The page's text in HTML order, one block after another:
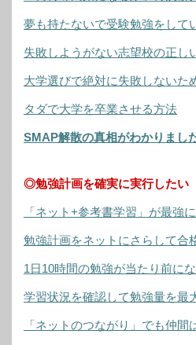
夢も持たないで受験勉強をして
失敗しようがない志望校の正し
大学選びで絶対に失敗しないた
タダで大学を卒業させる方法
SMAP解散の真相がわかりまし
◎勉強計画を確実に実行したい
「ネット+参考書学習」が最強
勉強計画をネットにさらして合
1日10時間の勉強が当たり前に
学習状況を確認して勉強量を最
「ネットのつながり」でも仲間